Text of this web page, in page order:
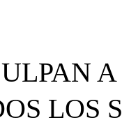
LOS